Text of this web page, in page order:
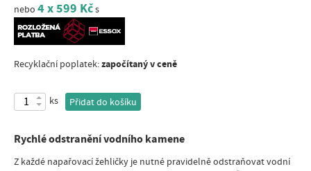
nebo 4 x 599 Kčs
Recyklační poplatek:započítaný v ceně
ks Přidat do košíku
Rychlé odstranění vodního kamene
Z každé napařovací žehličky je nutné pravidelně odstraňovat vodní